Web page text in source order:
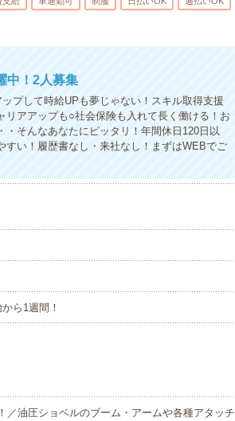
中！2人募集
プして時給UPも夢じゃない！スキル取得支援
アアップも○社会保険も入れて長く働ける！お
そんなあなたにピッタリ！年間休日120日以
い！履歴書なし・来社なし！まずはWEBでご
ら1週間！
／油圧ショベルのブーム・アームや各種アタッチ